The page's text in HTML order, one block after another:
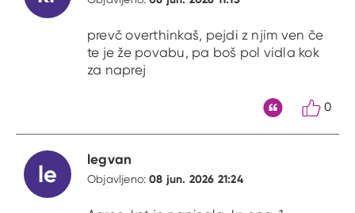
prevč overthinkaš, pejdi z njim ven če
te je že povabu, pa boš pol vidla kok
za naprej
0
le
legvan
Objavljeno:08 jun. 2026 21:24